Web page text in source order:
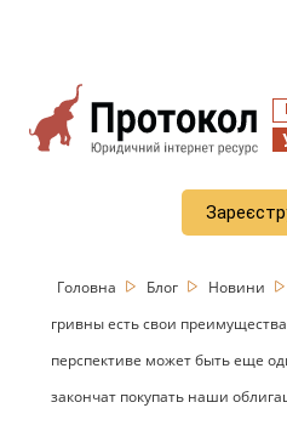
Головна Блог Новини
гривны есть свои
перспективе может быть еще
закончат покупать наши